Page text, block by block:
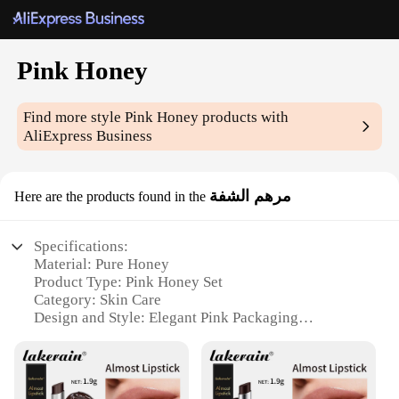
Pink Honey
Find more stylePink Honey products with
AliExpress Business
Here are the products found in the مرهم الشفة
Specifications:
Material: Pure Honey
Product Type: Pink Honey Set
Category: Skin Care
Design and Style: Elegant Pink Packaging
Performance and Property: Enriched with Vitamins
and Minerals
Quantity: Multiple Sets Available